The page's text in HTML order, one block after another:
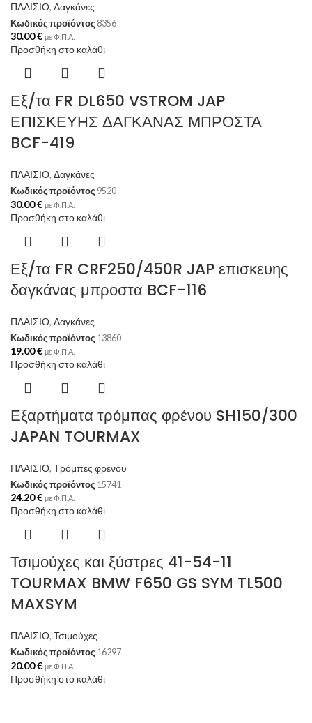
ΠΛΑΙΣΙΟ, Δαγκάνες
Κωδικός προϊόντος 8356
30.00€ με Φ.Π.Α.
Προσθήκη στο καλάθι
Εξ/τα FR DL650 VSTROM JAP
ΕΠΙΣΚΕΥΗΣ ΔΑΓΚΑΝΑΣ ΜΠΡΟΣΤΑ
BCF-419
ΠΛΑΙΣΙΟ, Δαγκάνες
Κωδικός προϊόντος 9520
30.00€ με Φ.Π.Α.
Προσθήκη στο καλάθι
Εξ/τα FR CRF250/450R JAP επισκευης
δαγκάνας μπροστα BCF-116
ΠΛΑΙΣΙΟ, Δαγκάνες
Κωδικός προϊόντος 13860
19.00€ με Φ.Π.Α.
Προσθήκη στο καλάθι
Εξαρτήματα τρόμπας φρένου SH150/300
JAPAN TOURMAX
ΠΛΑΙΣΙΟ, Τρόμπες φρένου
Κωδικός προϊόντος 15741
24.20€ με Φ.Π.Α.
Προσθήκη στο καλάθι
Τσιμούχες και ξύστρες 41-54-11
TOURMAX BMW F650 GS SYM TL500
MAXSYM
ΠΛΑΙΣΙΟ, Τσιμούχες
Κωδικός προϊόντος 16297
20.00€ με Φ.Π.Α.
Προσθήκη στο καλάθι